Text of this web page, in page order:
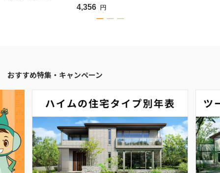
4,356 円
おすすめ特集・キャンペーン